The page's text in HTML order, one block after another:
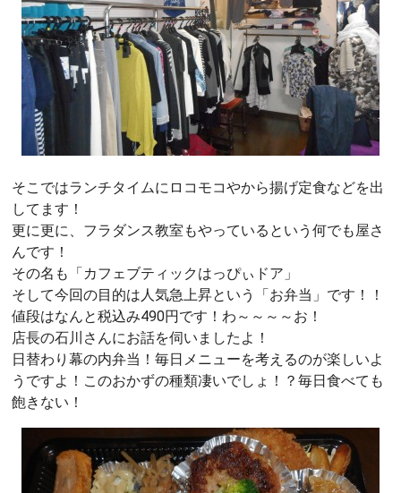
そこではランチタイムにロコモコやから揚げ定食などを出
してます！
更に更に、フラダンス教室もやっているという何でも屋さ
んです！
その名も「カフェブティックはっぴぃドア」
そして今回の目的は人気急上昇という「お弁当」です！！
値段はなんと税込み490円です！わ～～～～お！
店長の石川さんにお話を伺いましたよ！
日替わり幕の内弁当！毎日メニューを考えるのが楽しいよ
うですよ！このおかずの種類凄いでしょ！？毎日食べても
飽きない！